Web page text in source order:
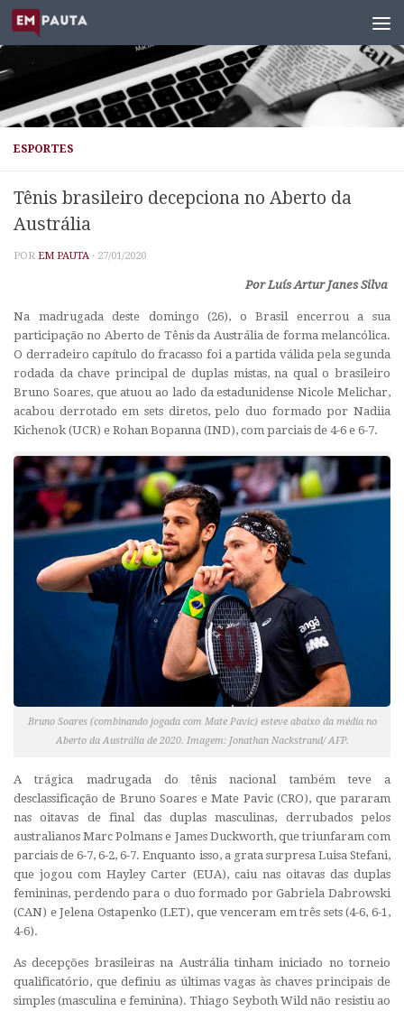
Skip to content
ESPORTES
Tênis brasileiro decepciona no Aberto da
Austrália
POR EM PAUTA · 27/01/2020
Por Luís Artur Janes Silva
Na madrugada deste domingo (26), o Brasil encerrou a sua
participação no Aberto de Tênis da Austrália de forma melancólica.
O derradeiro capítulo do fracasso foi a partida válida pela segunda
rodada da chave principal de duplas mistas, na qual o brasileiro
Bruno Soares, que atuou ao lado da estadunidense Nicole Melichar,
acabou derrotado em sets diretos, pelo duo formado por Nadiia
Kichenok (UCR) e Rohan Bopanna (IND), com parciais de 4-6 e 6-7.
Bruno Soares (combinando jogada com Mate Pavic) esteve abaixo da média no
Aberto da Austrália de 2020. Imagem: Jonathan Nackstrand/ AFP.
A trágica madrugada do tênis nacional também teve a
desclassificação de Bruno Soares e Mate Pavic (CRO), que pararam
nas oitavas de final das duplas masculinas, derrubados pelos
australianos Marc Polmans e James Duckworth, que triunfaram com
parciais de 6-7, 6-2, 6-7. Enquanto isso, a grata surpresa Luisa Stefani,
que jogou com Hayley Carter (EUA), caiu nas oitavas das duplas
femininas, perdendo para o duo formado por Gabriela Dabrowski
(CAN) e Jelena Ostapenko (LET), que venceram em três sets (4-6, 6-1,
4-6).
As decepções brasileiras na Austrália tinham iniciado no torneio
qualificatório, que definiu as últimas vagas às chaves principais de
simples (masculina e feminina). Thiago Seyboth Wild não resistiu ao